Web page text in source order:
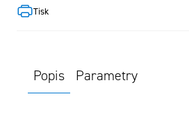
Tisk
Popis Parametry